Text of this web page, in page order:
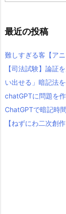
最近の投稿
難しすぎる客【アニ
【司法試験】論証
い出せる」暗記法
chatGPTに問題を
ChatGPTで暗記時
【ねずにわ二次創